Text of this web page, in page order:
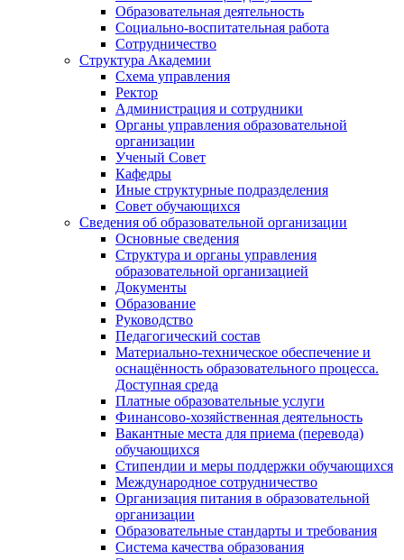
Образовательная деятельность
Социально-воспитательная работа
Сотрудничество
Структура Академии
Схема управления
Ректор
Администрация и сотрудники
Органы управления образовательной
организации
Ученый Совет
Кафедры
Иные структурные подразделения
Совет обучающихся
Сведения об образовательной организации
Основные сведения
Структура и органы управления
образовательной организацией
Документы
Образование
Руководство
Педагогический состав
Материально-техническое обеспечение и
оснащённость образовательного процесса.
Доступная среда
Платные образовательные услуги
Финансово-хозяйственная деятельность
Вакантные места для приема (перевода)
обучающихся
Стипендии и меры поддержки обучающихся
Международное сотрудничество
Организация питания в образовательной
организации
Образовательные стандарты и требования
Система качества образования